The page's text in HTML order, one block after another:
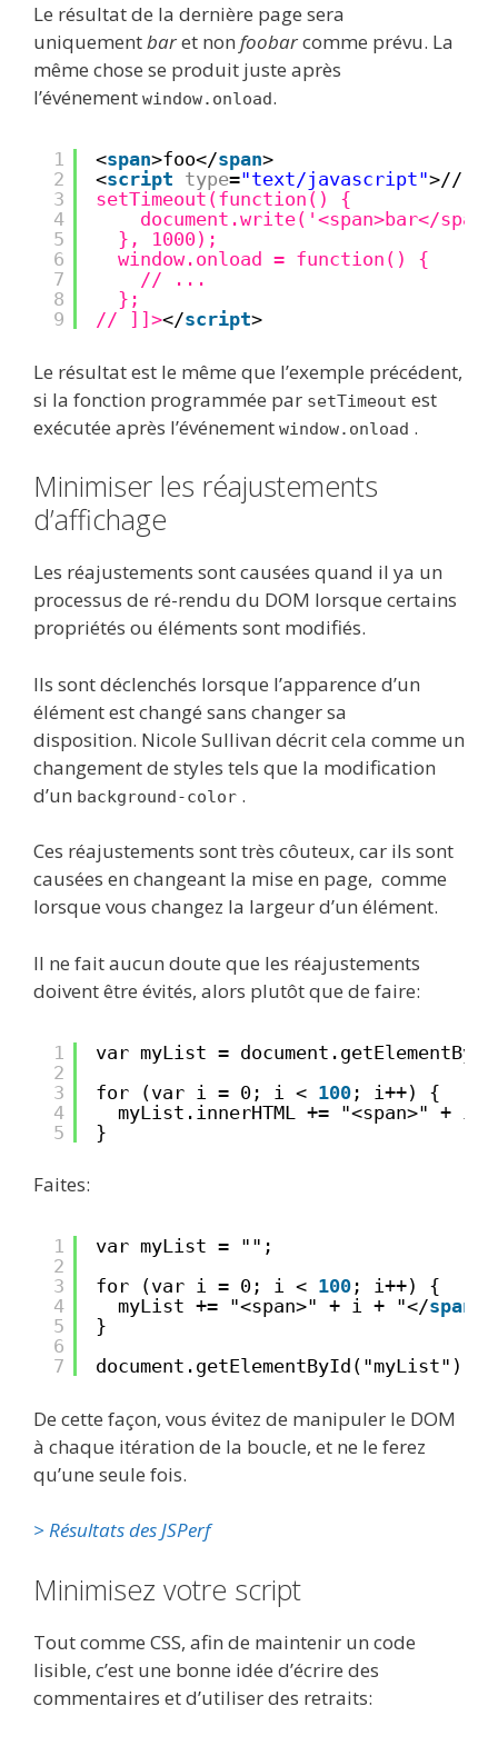
Le résultat de la dernière page sera
uniquementbaret non foobarcomme prévu. La
même chose se produit juste après
l’événement window.onload.
1
2
3
4
5
6
7
8
9
<span>foo</span>
<script type="text/javascript">//
setTimeout(function() {
document.write('<span>bar</
}, 1000);
window.onload = function() {
// ...
};
// ]]></script>
Le résultat est le même que l’exemple précédent,
si la fonction programmée par setTimeout est
exécutée après l’événement window.onload .
Minimiser les réajustements
d’affichage
Les réajustements sont causées quand il ya un
processus de ré-rendu du DOM lorsque certains
propriétés ou éléments sont modifiés.
Ils sont déclenchés lorsque l’apparence d’un
élément est changé sans changer sa
disposition. Nicole Sullivan décrit cela comme un
changement de styles tels que la modification
d’un background-color .
Ces réajustements sont très côuteux, car ils sont
causées en changeant la mise en page, comme
lorsque vous changez la largeur d’un élément.
Il ne fait aucun doute que les réajustements
doivent être évités, alors plutôt que de faire:
1
2
3
4
5
var myList =
for (var i = 0; i < 100 ; i++) {
myList.innerHTML += "<span>" + i
}
Faites:
1
2
3
4
5
6
7
var myList = "";
for (var i = 0; i < 100 ; i++) {
myList += "<span>" + i + "</span
}
De cette façon, vous évitez de manipuler le DOM
à chaque itération de la boucle, et ne le ferez
qu’une seule fois.
> Résultats des JSPerf
Minimisez votre script
Tout comme CSS, afin de maintenir un code
lisible, c’est une bonne idée d’écrire des
commentaires et d’utiliser des retraits: